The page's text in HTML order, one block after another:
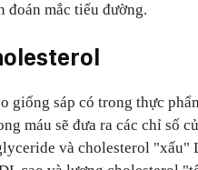
đoán mắc tiểu đường.
giống sáp có trong thực
máu sẽ đưa ra các chỉ số
và cholesterol "xấu"